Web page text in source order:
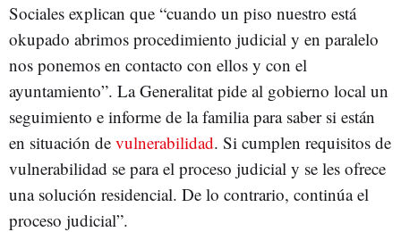
Sociales explican que “cuando un piso nuestro está
okupado abrimos procedimiento judicial y en paralelo
nos ponemos en contacto con ellos y con el
ayuntamiento”. La Generalitat pide al gobierno local un
seguimiento e informe de la familia para saber si están
en situación de vulnerabilidad. Si cumplen requisitos de
vulnerabilidad se para el proceso judicial y se les ofrece
una solución residencial. De lo contrario, continúa el
proceso judicial”.